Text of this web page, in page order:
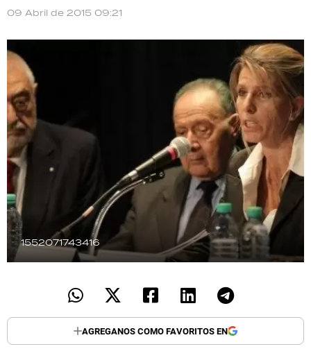
09 Abril de 2015 09:21
1552071743416
AGREGANOS COMO FAVORITOS EN
SALUD
DEPORTES
TECNOLOGÍA
RECETAS
PALABRAS
HORÓSCOPO
Seguinos